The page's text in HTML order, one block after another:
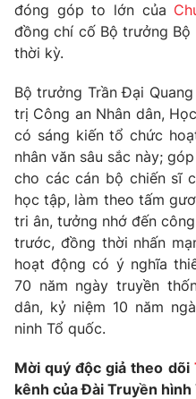
Phim VTV
Hậu trường
Nhân vật
Khán giả
Giải sao mai
Giải trí
Điện ảnh
Âm nhạc
Sao
Đời sống
Du lịch
Làm đẹp
Chất lượng cuộc sống
Giáo dục
Tuyển sinh
Học trực tuyến
Công nghệ
Hitech Công nghệ tương
Sản phẩm
Thị trường
Tư vấn
Giao lưu trực tuyến
Lịch phát sóng
Emagazine
đóng góp to lớn của
đồng chí cố Bộ trưởng Bộ
thời kỳ.
Bộ trưởng Trần Đại
trị Công an Nhân dân,
có sáng kiến tổ chức
nhân văn sâu sắc này;
cho các cán bộ chiến sĩ
học tập, làm theo tấm
tri ân, tưởng nhớ đến
trước, đồng thời nhấn
hoạt động có ý nghĩa
70 năm ngày truyền
dân, kỷ niệm 10 năm
ninh Tổ quốc.
Mời quý độc giả theo dõi
kênh của Đài Truyền hình